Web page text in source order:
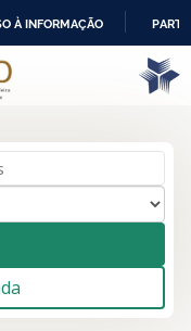
À INFORMAÇÃO
'
Serrain, Paulo